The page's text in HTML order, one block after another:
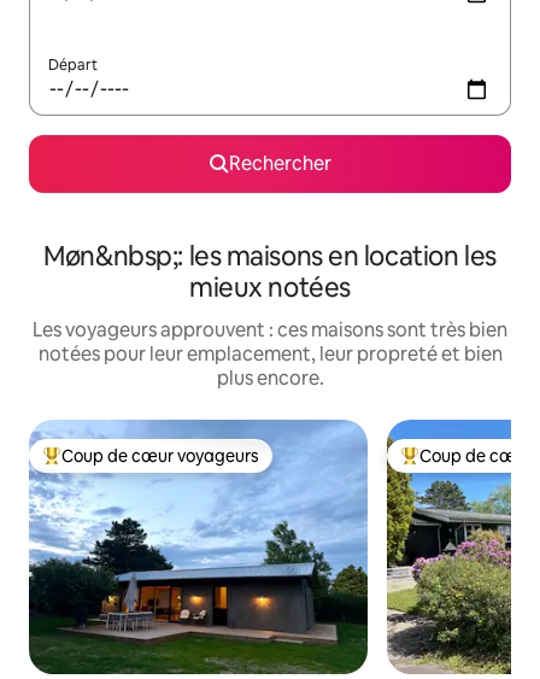
Départ
Rechercher
Møn&nbsp;: les maisons en location les
mieux notées
Les voyageurs approuvent : ces maisons sont très bien
notées pour leur emplacement, leur propreté et bien
plus encore.
Coups de cœur voyageurs les plus appréciés
Coup de cœur voyageurs Coups de cœur
Coup de cœur